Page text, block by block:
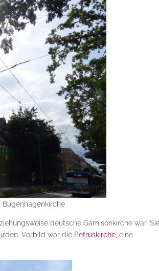
Bugenhagenkirche
deutsche Garnisonkirche war.
Vorbild war die Petruskirche , eine